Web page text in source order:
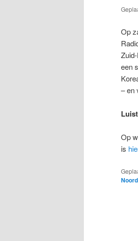
Op
een
– en
Op
is